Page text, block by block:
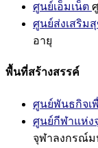
ศูนย์เอ็มเน็ต
ศูนย์ส่งเสริม
อายุ
พื้นที่สร้างสรรค์
ศูนย์พันธกิจเ
ศูนย์กีฬาแห่ง
จุฬาลงกรณ์ม